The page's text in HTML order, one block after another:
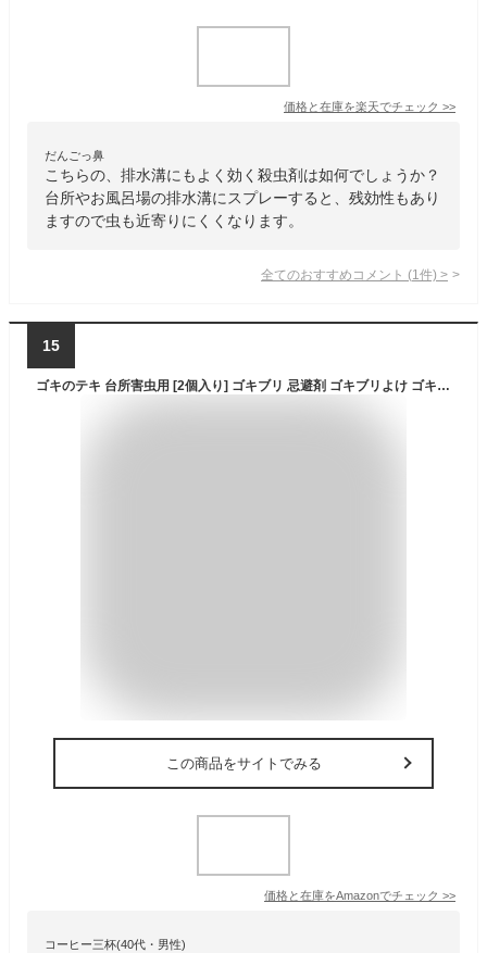
価格と在庫を楽天でチェック >>
だんごっ鼻
こちらの、排水溝にもよく効く殺虫剤は如何でしょうか？
台所やお風呂場の排水溝にスプレーすると、残効性もあり
ますので虫も近寄りにくくなります。
全てのおすすめコメント (1 件) >
15
ゴキのテキ 台所害虫用 [2個入り] ゴキブリ 忌避剤 ゴキブリよけ ゴキブリ対策 ハーブ 室内用 設置タイプ 部屋 アロマ
この商品をサイトでみる
価格と在庫をAmazonでチェック >>
コーヒー三杯(40代・男性)